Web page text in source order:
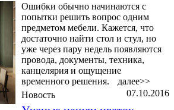
Ошибки обычно начинаются с
попытки решить вопрос одним
предметом мебели. Кажется, что
достаточно найти стол и стул, но
уже через пару недель появляются
провода, документы, техника,
канцелярия и ощущение
временного решения.
далее>>
07.10.2016
Новость